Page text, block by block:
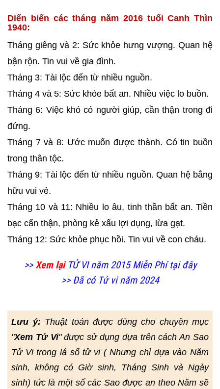
Diến biến các tháng năm 2016 tuổi Canh Thìn
1940:
Tháng giêng và 2: Sức khỏe hưng vượng. Quan hệ
bận rộn. Tin vui về gia đình.
Tháng 3: Tài lộc đến từ nhiều nguồn.
Tháng 4 và 5: Sức khỏe bất an. Nhiều việc lo buồn.
Tháng 6: Việc khó có người giúp, cần thận trong đi
đứng.
Tháng 7 và 8: Ước muốn được thành. Có tin buồn
trong thân tộc.
Tháng 9: Tài lộc đến từ nhiều nguồn. Quan hệ bằng
hữu vui vẻ.
Tháng 10 và 11: Nhiều lo âu, tinh thần bất an. Tiền
bạc cẩn thận, phòng kẻ xẩu lợi dụng, lừa gạt.
Tháng 12: Sức khỏe phục hồi. Tin vui về con cháu.
>>Xem lạiTỬ VI năm 2015 Miễn Phí tại đây
>> Đã có Tử vi năm 2024
Lưu ý: Thuật toán được dùng cho chuyên mục
"Xem Tử Vi" được sử dụng dựa trên cách An Sao
Tử Vi trong lá số tử vi ( Nhưng chỉ dựa vào Năm
sinh, không có Giờ sinh, Tháng Sinh và Ngày
sinh) tức là một số các Sao được an theo Năm sẽ